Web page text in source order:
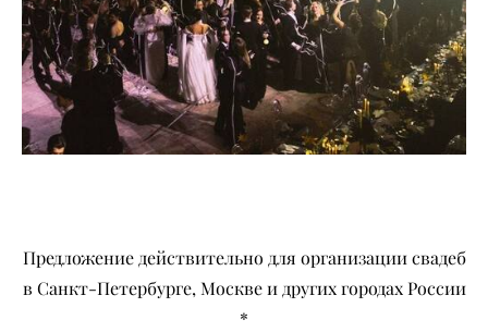
Предложение действительно для организации свадеб
в Санкт-Петербурге, Москве и других городах России
*